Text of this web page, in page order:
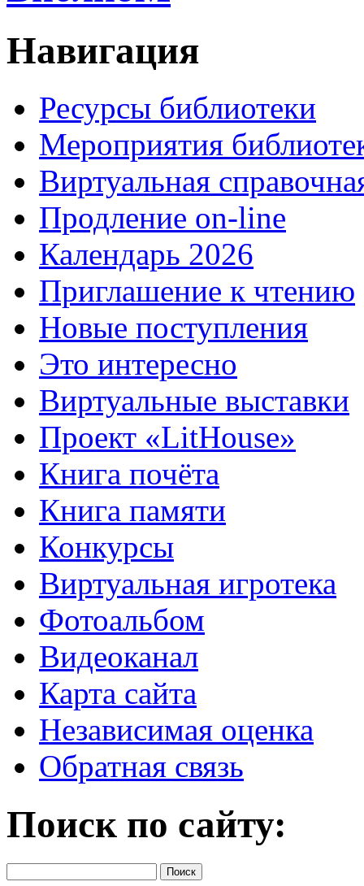
Навигация
Ресурсы библиотеки
Мероприятия
Виртуальная
Продление on-line
Календарь 2026
Приглашение к чтению
Новые поступления
Это интересно
Виртуальные выставки
Проект «LitHouse»
Книга почёта
Книга памяти
Конкурсы
Виртуальная игротека
Фотоальбом
Видеоканал
Карта сайта
Независимая оценка
Обратная связь
Поиск по сайту: